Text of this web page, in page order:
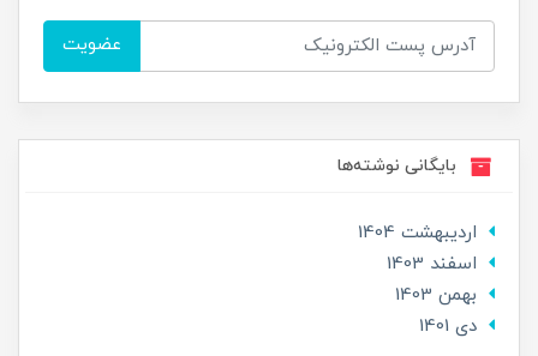
عضویت
بایگانی نوشته‌ها
ارديبهشت 1404
اسفند 1403
بهمن 1403
دی 1401